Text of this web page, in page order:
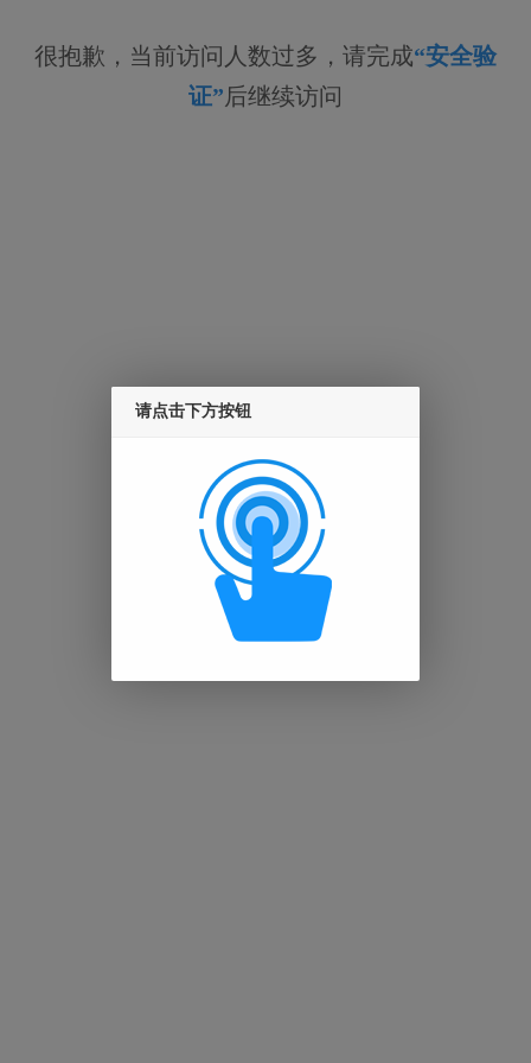
很抱歉，当前访问人数过多，请完成“安全验
证”后继续访问
请点击下方按钮